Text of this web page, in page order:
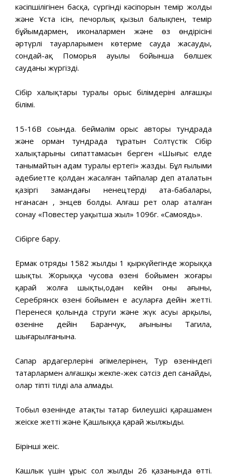
кәсіпшілігінен басқа, сүргінді кәсіпорын темір жолды
және Ұста ісін, печорлық қызыл балықпен, темір
бұйымдармен, иконалармен және өз өндірісінің
әртүрлі тауарларымен көтерме сауда жасауды,
сондай-ақ Поморья ауылы бойынша бөлшек
сауданы жүргізді.
Сібір халықтары туралы орыс білімдерінің алғашқы
білімі.
15-16В соңында. беймәлім орыс авторы тундрада
және орман тундрада тұратын Солтүстік Сібір
халықтарының сипаттамасын берген «Шығыс елде
танымайтын адам туралы ертегі» жазды. Бұл ғылыми
әдебиетте қолдан жасалған тайпалар деп аталатын
қазіргі замандағы ненецтердің ата-бабалары,
нганасан , энцев болды. Алғаш рет олар аталған
сонау «Повестер уақытша жыл» 1096г. «Самоядь».
Сібірге бару.
Ермак отряды 1582 жылдың 1 қыркүйегінде жорыққа
шықты. Жорыққа чусова өзені бойымен жоғары
қарай жолға шықты,одан кейін оның ағыны,
Серебрянск өзені бойымен ең асуларға дейін жетті.
Перенеся қолында струги және жүк асуы арқылы,
өзеніне дейін Баранчук, ағынының Тагила,
шығарылғанына.
Сапар ардагерлерінің әңгімелерінен, Тур өзеніндегі
татарлармен алғашқы жекпе-жек сәтсіз деп санайды,
олар тіпті тілді ала алмады.
Тобыл өзенінде атақты татар билеушісі қарашамен
жеңіске жетті және Қашлыққа қарай жылжыды.
Бірінші жеңіс.
Кашлык үшін ұрыс сол жылдың 26 қазанында өтті.